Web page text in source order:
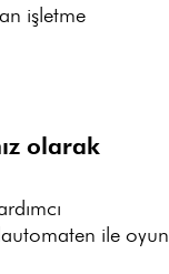
işletme
olarak
ile oyun